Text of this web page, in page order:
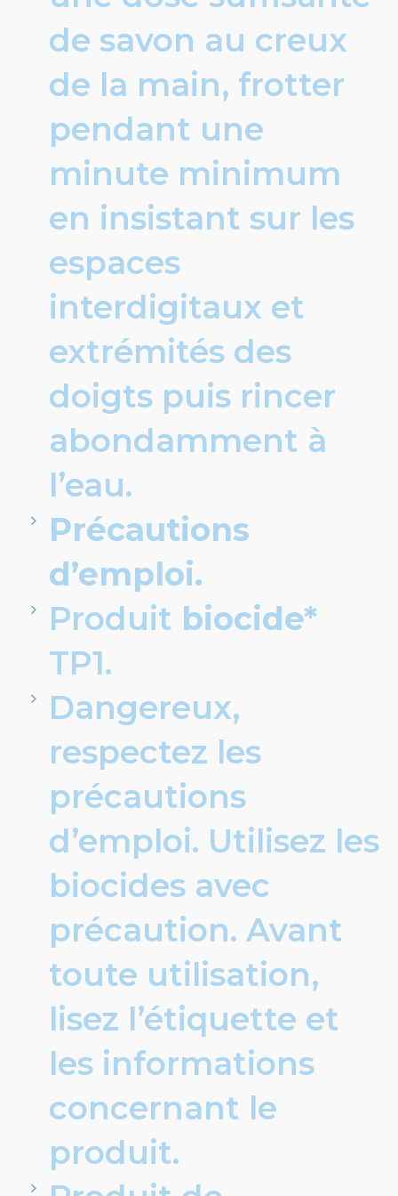
de savon au creux
de la main, frotter
pendant une
minute minimum
en insistant sur les
espaces
interdigitaux et
extrémités des
doigts puis rincer
abondamment à
l’eau.
Précautions
d’emploi.
Produit biocide*
TP1.
Dangereux,
respectez les
précautions
d’emploi. Utilisez les
biocides avec
précaution. Avant
toute utilisation,
lisez l’étiquette et
les informations
concernant le
produit.